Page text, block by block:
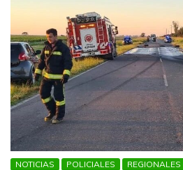
NOTICIAS POLICIALES REGIONALES